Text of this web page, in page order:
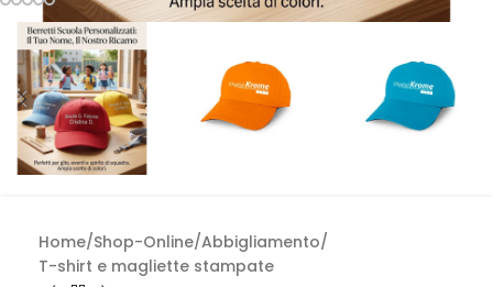
Home/Shop-Online/Abbigliamento/
T-shirt e magliette stampate